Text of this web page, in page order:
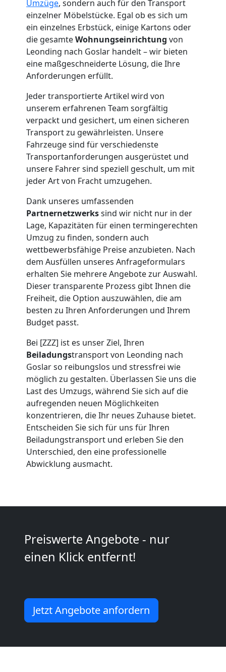
Umzüge, sondern auch für den Transport
einzelner Möbelstücke. Egal ob es sich um
ein einzelnes Erbstück, einige Kartons oder
die gesamteWohnungseinrichtung von
Leonding nach Goslar handelt – wir bieten
eine maßgeschneiderte Lösung, die Ihre
Anforderungen erfüllt.
Jeder transportierte Artikel wird von
unserem erfahrenen Team sorgfältig
verpackt und gesichert, um einen sicheren
Transport zu gewährleisten. Unsere
Fahrzeuge sind für verschiedenste
Transportanforderungen ausgerüstet und
unsere Fahrer sind speziell geschult, um mit
jeder Art von Fracht umzugehen.
Dank unseres umfassenden
Partnernetzwerkssind wir nicht nur in der
Lage, Kapazitäten für einen termingerechten
Umzug zu finden, sondern auch
wettbewerbsfähige Preise anzubieten. Nach
dem Ausfüllen unseres Anfrageformulars
erhalten Sie mehrere Angebote zur Auswahl.
Dieser transparente Prozess gibt Ihnen die
Freiheit, die Option auszuwählen, die am
besten zu Ihren Anforderungen und Ihrem
Budget passt.
Bei [ZZZ] ist es unser Ziel, Ihren
Beiladungstransport von Leonding nach
Goslar so reibungslos und stressfrei wie
möglich zu gestalten. Überlassen Sie uns die
Last des Umzugs, während Sie sich auf die
aufregenden neuen Möglichkeiten
konzentrieren, die Ihr neues Zuhause bietet.
Entscheiden Sie sich für uns für Ihren
Beiladungstransport und erleben Sie den
Unterschied, den eine professionelle
Abwicklung ausmacht.
Preiswerte Angebote - nur
einen Klick entfernt!
Jetzt Angebote anfordern
Möbelmontage
Leonding
Möbeltransport
Leonding
Beiladung
Leonding
Mini
Umzug
Leonding
Umzug
Mann
LKW
Leonding
Leonding
Umzug
Mann